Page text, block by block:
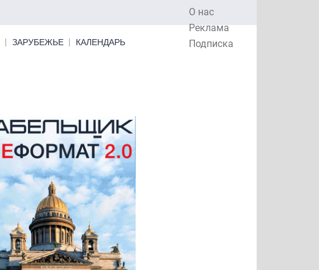
О нас
Реклама
Подписка
ЗАРУБЕЖЬЕ КАЛЕНДАРЬ